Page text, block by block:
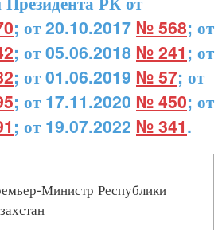
; от 20.10.2017 № 568; от
; от 05.06.2018 № 241; от
; от 01.06.2019 № 57; от
; от 17.11.2020 № 450; от
; от 19.07.2022 № 341.
Министр Республики